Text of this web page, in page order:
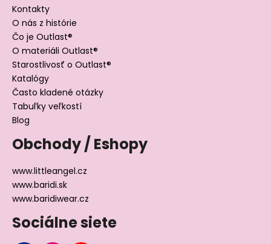
Kontakty
O nás z histórie
Čo je Outlast®
O materiáli Outlast®
Starostlivosť o Outlast®
Katalógy
Často kladené otázky
Tabuľky veľkostí
Blog
Obchody / Eshopy
www.littleangel.cz
www.baridi.sk
www.baridiwear.cz
Sociálne siete